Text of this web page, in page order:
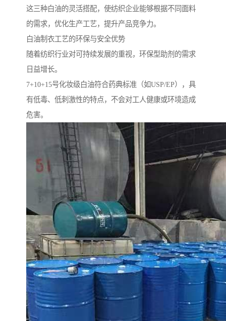
这三种白油的灵活搭配，使纺织企业能够根据不同面料
的需求，优化生产工艺，提升产品竞争力。
白油制衣工艺的环保与安全优势
随着纺织行业对可持续发展的重视，环保型助剂的需求
日益增长。
7+10+15号化妆级白油符合药典标准（如USP/EP），具
有低毒、低刺激性的特点，不会对工人健康或环境造成
危害。